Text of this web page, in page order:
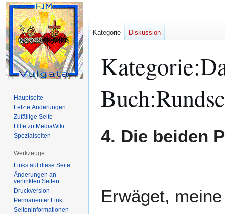
Kategorie:
Navigation
Suche
4. Die beiden
Erwäget,
Kategorie Diskussion
Hauptseite
Letzte Änderungen
Zufällige Seite
Hilfe zu MediaWiki
Spezialseiten
Werkzeuge
Links auf diese Seite
Änderungen an
verlinkten Seiten
Druckversion
Permanenter Link
Seiten­­informationen